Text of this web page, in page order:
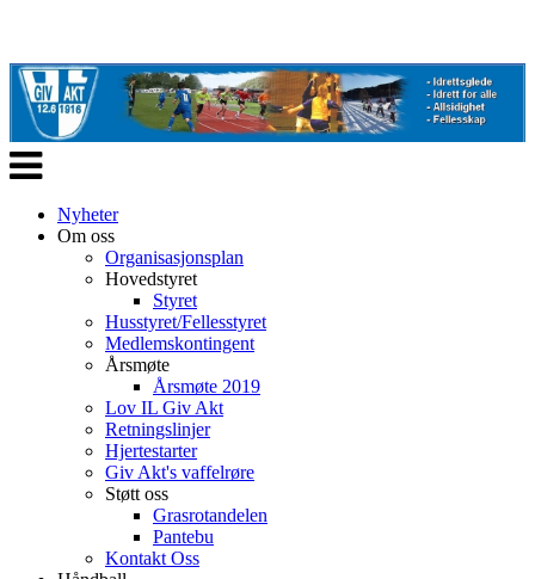
Veksle
navigasjon
Nyheter
Om oss
Organisasjonsplan
Hovedstyret
Styret
Husstyret/Fellesstyret
Medlemskontingent
Årsmøte
Årsmøte 2019
Lov IL Giv Akt
Retningslinjer
Hjertestarter
Giv Akt's vaffelrøre
Støtt oss
Grasrotandelen
Pantebu
Kontakt Oss